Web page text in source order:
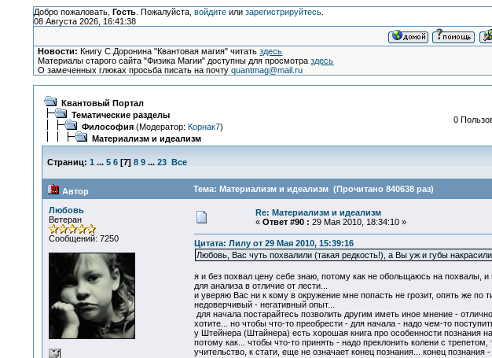
Добро пожаловать, Гость. Пожалуйста, войдитеили зарегистрируйтесь.
08 Августа 2026, 16:41:38
Новости: Книгу С.Доронина "Квантовая магия" читатьздесь
Материалы старого сайта "Физика Магии" доступны для просмотраздесь
О замеченных глюках просьба писать на почтуquantmag@mail.ru
Квантовый Портал
Тематические разделы
Философия(Модератор: Корнак7)
Материализм и идеализм
0
Страниц: 1 ... 5 6[7] 8 9 ... 23 Все
Автор Тема: Материализм и идеализм (Прочитано 840638 раз)
Любовь
Ветеран
Сообщений: 7250
Re: Материализм и идеализм
« Ответ #90 : 29 Мая 2010, 18:34:10 »
Цитата: Лилу от 29 Мая 2010, 15:39:16
Любовь, Вас чуть похвалили (такая редкость!), а Вы уж и губы накрасили.
я и без похвал цену себе знаю, потому как не обольщаюсь на похвалы,
для анализа в отличие от лести...
и уверяю Вас ни к кому в окружение мне попасть не грозит, опять же
недоверчивый - негативный опыт...
для начала постарайтесь позволить другим иметь иное мнение -
хотите... но чтобы что-то преобрести - для начала - надо чем-то
у Штейнера (Штайнера) есть хорошая книга про особенности познания
потому как... чтобы что-то принять - надо преклонить колени с
учительство, к стати, еще не означает конец познания... конец познания